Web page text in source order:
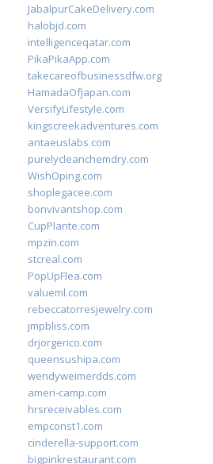
JabalpurCakeDelivery.com
halobjd.com
intelligenceqatar.com
PikaPikaApp.com
takecareofbusinessdfw.org
HamadaOfJapan.com
VersifyLifestyle.com
kingscreekadventures.com
antaeuslabs.com
purelycleanchemdry.com
WishOping.com
shoplegacee.com
bonvivantshop.com
CupPlante.com
mpzin.com
stcreal.com
PopUpFlea.com
valueml.com
rebeccatorresjewelry.com
jmpbliss.com
drjorgerico.com
queensushipa.com
wendyweimerdds.com
ameri-camp.com
hrsreceivables.com
empconst1.com
cinderella-support.com
bigpinkrestaurant.com